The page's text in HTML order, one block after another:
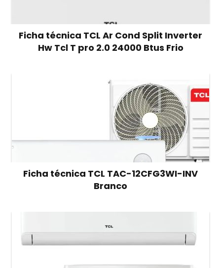
Ficha técnica TCL Ar Cond Split Inverter
Hw Tcl T pro 2.0 24000 Btus Frio
Ficha técnica TCL TAC-12CFG3WI-INV
Branco